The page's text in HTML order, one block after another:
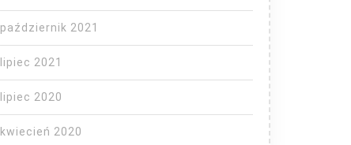
październik 2021
lipiec 2021
lipiec 2020
kwiecień 2020